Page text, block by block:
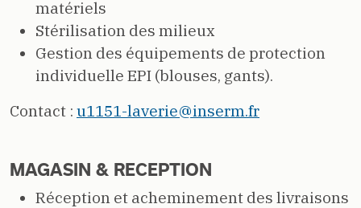
matériels
Stérilisation des milieux
Gestion des équipements de protection
individuelle EPI (blouses, gants).
Contact : u1151-laverie@inserm.fr
MAGASIN & RECEPTION
Réception et acheminement des livraisons